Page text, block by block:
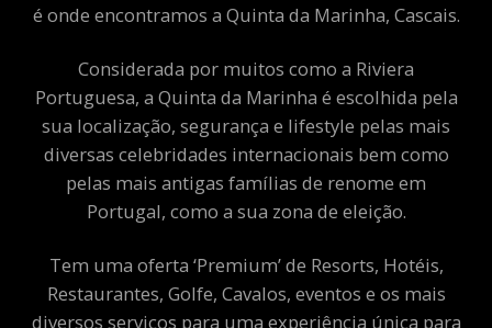
é onde encontramos a Quinta da Marinha, Cascais.
Considerada por muitos como a Riviera
Portuguesa, a Quinta da Marinha é escolhida pela
sua localização, segurança e lifestyle pelas mais
diversas celebridades internacionais bem como
pelas mais antigas famílias de renome em
Portugal, como a sua zona de eleição.
Tem uma oferta ‘Premium’ de Resorts, Hotéis,
Restaurantes, Golfe, Cavalos, eventos e os mais
diversos serviços para uma experiência única para